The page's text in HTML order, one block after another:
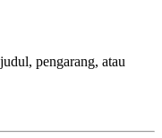
pengarang, atau